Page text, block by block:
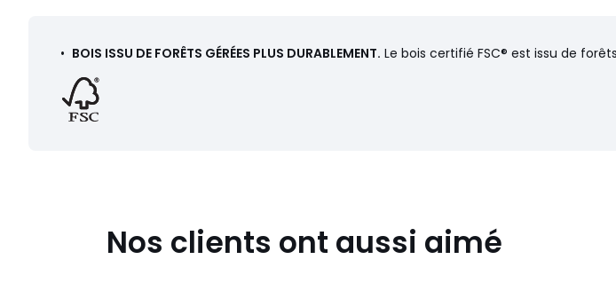
Caractéristiques environnementales de l’emballage
En savoir plus sur nos emballages
• BOIS ISSU DE FORÊTS GÉRÉES PLUS DURABLEMENT. Le bois certifié FSC® est issu de
Nos clients ont aussi aimé